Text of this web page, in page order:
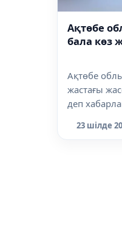
Ақтөбе
бала көз
Ақтөбе
жастағы
деп
23 шілде